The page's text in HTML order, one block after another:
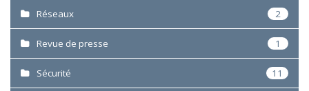
Réseaux 2
Revue de presse 1
Sécurité 11